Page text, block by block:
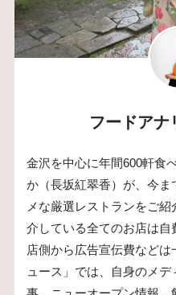
フードアナ
金沢を中心に年間600軒食
か（長坂紅翠香）が、今ま
メな厳選レストランをご
介している全てのお店は
店側から広告宣伝費など
ュース」では、自身のメ